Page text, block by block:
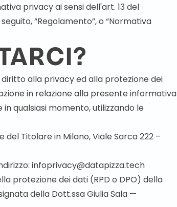
privacy ai sensi dell'art. 13 del
“Regolamento”, o “Normativa
alla privacy ed alla protezione dei
in relazione alla presente informativa
qualsiasi momento, utilizzando le
Titolare in Milano, Viale Sarca 222 –
infoprivacy@datapizza.tech
protezione dei dati (RPD o DPO) della
della Dott.ssa Giulia Sala —